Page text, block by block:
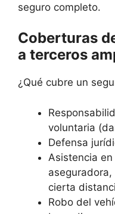
seguro completo.
Coberturas
a terceros
¿Qué cubre un
voluntaria
Defensa
Asistencia
cierta
Robo del